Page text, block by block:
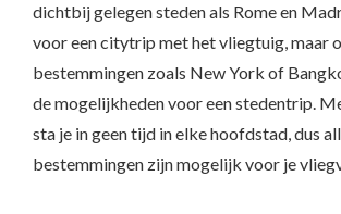
dichtbij gelegen steden als Rome en
voor een citytrip met het vliegtuig, maar
bestemmingen zoals New York of
de mogelijkheden voor een stedentrip.
sta je in geen tijd in elke hoofdstad, dus
bestemmingen zijn mogelijk voor je